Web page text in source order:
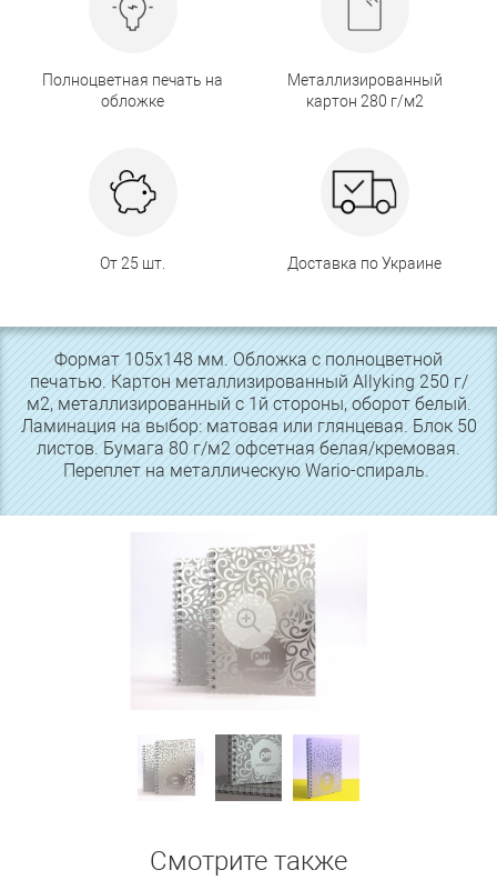
Полноцветная печать на
обложке
Металлизированный
картон 280 г/м2
От 25 шт. Доставка по Украине
Формат 105х148 мм. Обложка с полноцветной
печатью. Картон металлизированный Allyking 250 г/
м2, металлизированный с 1й стороны, оборот белый.
Ламинация на выбор: матовая или глянцевая. Блок 50
листов. Бумага 80 г/м2 офсетная белая/кремовая.
Переплет на металлическую Wario-спираль.
Смотрите также